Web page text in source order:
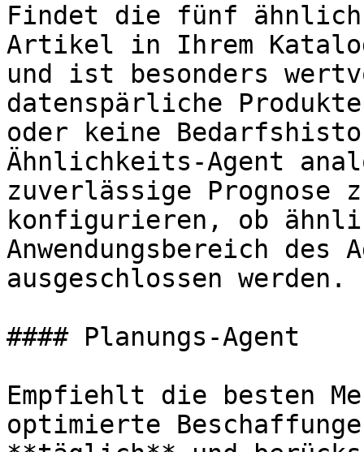
Findet die fünf
Artikel in Ihrem
und ist besonders
datenspärliche
oder keine
Ähnlichkeits-Agent
zuverlässige Prognose
konfigurieren, ob
Anwendungsbereich des
ausgeschlossen werden.
#### Planungs-Agent
Empfiehlt die besten
optimierte